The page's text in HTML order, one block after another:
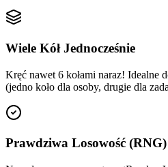
Wiele Kół Jednocześnie
Kręć nawet 6 kołami naraz! Idealne
(jedno koło dla osoby, drugie dla
Prawdziwa Losowość (RNG)